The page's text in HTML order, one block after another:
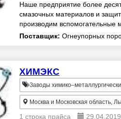
Наше предприятие более
смазочных материалов и
производим вспомогательные
технологических процессов.
Поставщик: Огнеупорных
ХИМЭКС
Заводы
Москва и Московская область,
1 строка прайса
29.04.2019